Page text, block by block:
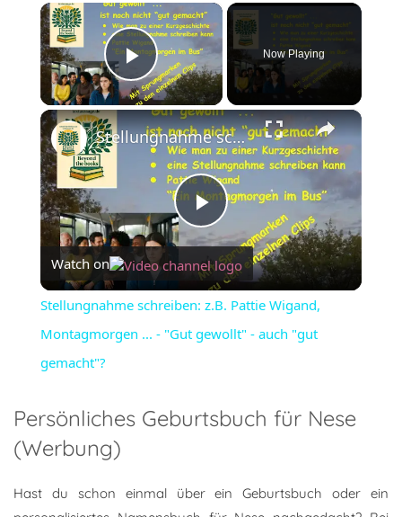
×
Play Video
Now Playing
×
Play
Video
Stellungnahme schreiben: z.B. Pattie Wigand, Montagmorgen ... - "Gut gewollt" - auch "gut gemacht"?
Watch on
Stellungnahme schreiben: z.B. Pattie Wigand,
Montagmorgen ... - "Gut gewollt" - auch "gut
gemacht"?
Persönliches Geburtsbuch für Nese
(Werbung)
Hast du schon einmal über ein Geburtsbuch oder ein